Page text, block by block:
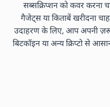
सब्सक्रिप्शन को कवर करना
गैजेट्स या किताबें खरीदना
उदाहरण के लिए, आप अपनी
बिटकॉइन या अन्य क्रिप्टो से